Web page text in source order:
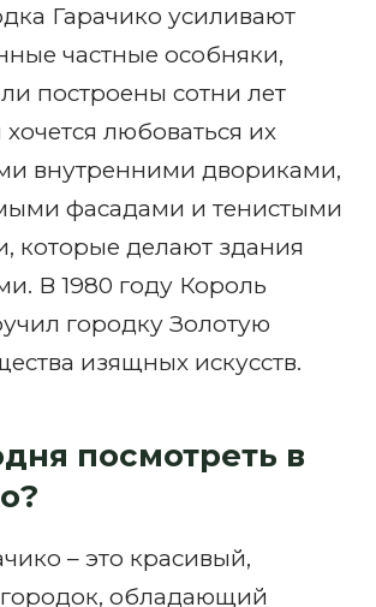
Гарачико усиливают
частные особняки,
построены сотни лет
хочется любоваться их
внутренними двориками,
фасадами и тенистыми
которые делают здания
В 1980 году Король
городку Золотую
изящных искусств.
посмотреть в
– это красивый,
обладающий